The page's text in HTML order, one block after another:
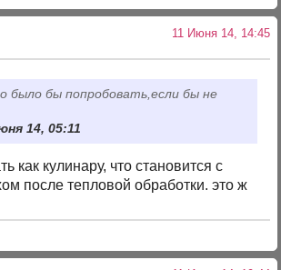
11 Июня 14, 14:45
было бы попробовать,если бы не
14, 05:11
как кулинару, что становится с
после тепловой обработки. это ж